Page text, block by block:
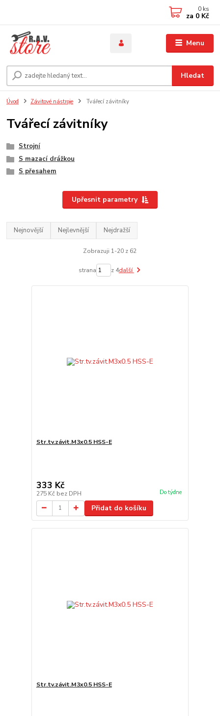
Menu
Hledat
0 ks
za 0 Kč
Úvod Závitové nástroje Tvářecí závitníky
Tvářecí závitníky
Strojní
S mazací drážkou
S přesahem
Upřesnit parametry
Nejnovější Nejlevnější Nejdražší
Zobrazuji 1-20 z 62
strana z 4další
Str.tv.závit.M3x0.5 HSS-E
333 Kč
275 Kč bez DPH Do týdne
Přidat do košíku
Str.tv.závit.M3x0.5 HSS-E